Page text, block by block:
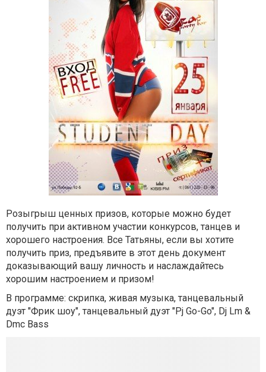
Розыгрыш ценных призов, которые можно будет
получить при активном участии конкурсов, танцев и
хорошего настроения. Все Татьяны, если вы хотите
получить приз, предъявите в этот день документ
доказывающий вашу личность и наслаждайтесь
хорошим настроением и призом!
В программе: скрипка, живая музыка, танцевальный
дуэт "Фрик шоу", танцевальный дуэт "Pj Go-Go", Dj Lm &
Dmc Bass